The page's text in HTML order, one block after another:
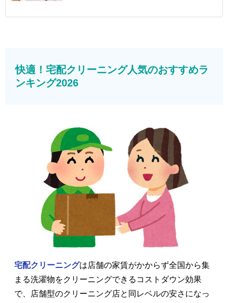
快適！宅配クリーニング人気のおすすめラ
ンキング2026
宅配クリーニングは店舗の家賃がかからず全国から集
まる洗濯物をクリーニングできるコストダウン効果
で、店舗型のクリーニング店と同レベルの安さになっ